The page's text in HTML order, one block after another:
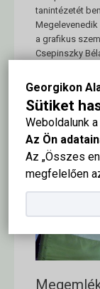
Georgikon
Sütiket
Weboldalunk
Az Ön
Az „Összes
megfelelően
tanintézetét
a grafikus
Csepinszky